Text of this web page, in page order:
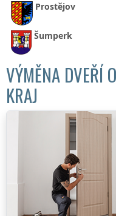
Prostějov
Šumperk
VÝMĚNA DVEŘÍ
KRAJ